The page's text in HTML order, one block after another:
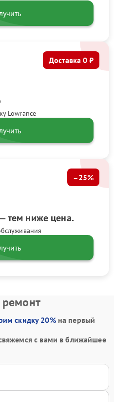
Lowrance
Доставка 0 ₽
тем ниже цена.
–25%
ремонт
скидку 20%на первый
с вами в ближайшее